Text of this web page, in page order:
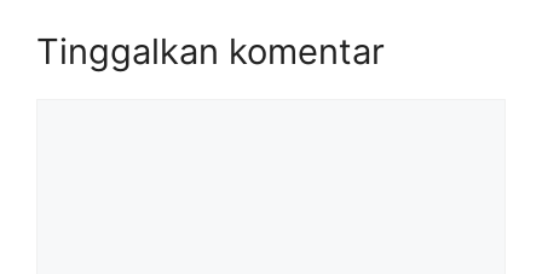
Tinggalkan komentar